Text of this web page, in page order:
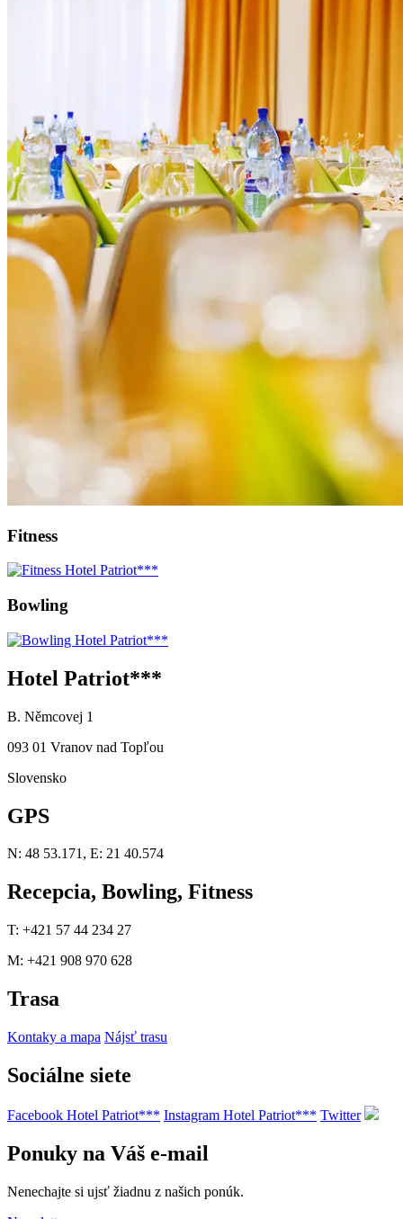
Fitness
Bowling
Hotel Patriot***
B. Němcovej 1
093 01 Vranov nad Topľou
Slovensko
GPS
N: 48 53.171, E: 21 40.574
Recepcia, Bowling, Fitness
T: +421 57 44 234 27
M: +421 908 970 628
Trasa
Kontaky a mapa Nájsť trasu
Sociálne siete
Facebook Hotel Patriot*** Instagram Hotel Patriot*** Twitter
Ponuky na Váš e-mail
Nenechajte si ujsť žiadnu z našich ponúk.